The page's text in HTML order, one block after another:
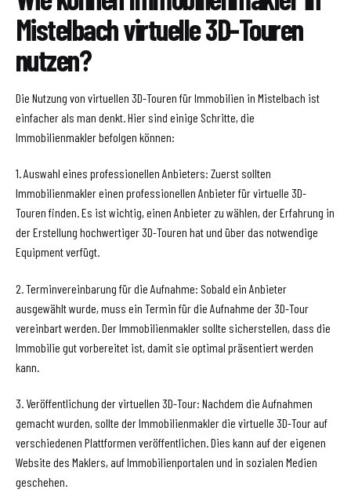
Mistelbach virtuelle 3D-Touren
nutzen?
Die Nutzung von virtuellen 3D-Touren für Immobilien in Mistelbach ist
einfacher als man denkt. Hier sind einige Schritte, die
Immobilienmakler befolgen können:
1. Auswahl eines professionellen Anbieters: Zuerst sollten
Immobilienmakler einen professionellen Anbieter für virtuelle 3D-
Touren finden. Es ist wichtig, einen Anbieter zu wählen, der Erfahrung in
der Erstellung hochwertiger 3D-Touren hat und über das notwendige
Equipment verfügt.
2. Terminvereinbarung für die Aufnahme: Sobald ein Anbieter
ausgewählt wurde, muss ein Termin für die Aufnahme der 3D-Tour
vereinbart werden. Der Immobilienmakler sollte sicherstellen, dass die
Immobilie gut vorbereitet ist, damit sie optimal präsentiert werden
kann.
3. Veröffentlichung der virtuellen 3D-Tour: Nachdem die Aufnahmen
gemacht wurden, sollte der Immobilienmakler die virtuelle 3D-Tour auf
verschiedenen Plattformen veröffentlichen. Dies kann auf der eigenen
Website des Maklers, auf Immobilienportalen und in sozialen Medien
geschehen.